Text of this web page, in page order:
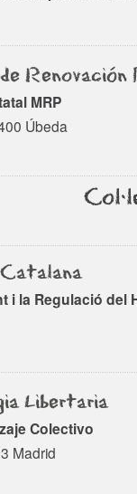
Renovación
MRP
Úbeda
i la Regulació del
Libertaria
Colectivo
Madrid